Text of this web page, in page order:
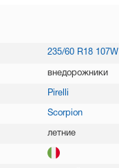
235/60 R18 107W
внедорожники
Pirelli
Scorpion
летние